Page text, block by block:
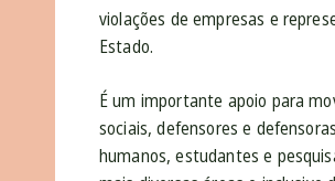
violações de empresas e
Estado.
É um importante apoio para
sociais, defensores e
humanos, estudantes e